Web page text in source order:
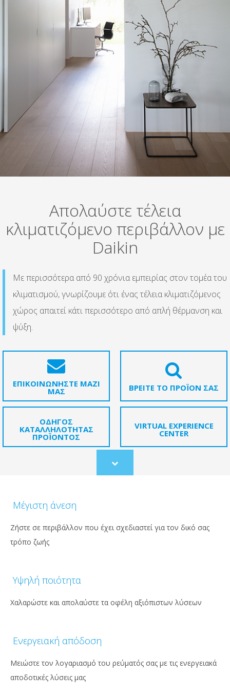
Απολαύστε τέλεια
κλιματιζόμενο περιβάλλον με
Daikin
Με περισσότερα από 90 χρόνια εμπειρίας στον τομέα του
κλιματισμού, γνωρίζουμε ότι ένας τέλεια κλιματιζόμενος
χώρος απαιτεί κάτι περισσότερο από απλή θέρμανση και
ψύξη.
ΕΠΙΚΟΙΝΩΝΗΣΤΕ ΜΑΖΙ
ΜΑΣ ΒΡΕΙΤΕ ΤΟ ΠΡΟΪΟΝ ΣΑΣ
ΟΔΗΓΟΣ
ΚΑΤΑΛΛΗΛΟΤΗΤΑΣ
ΠΡΟΪΟΝΤΟΣ
VIRTUAL EXPERIENCE
CENTER
Scroll
to
Μέγιστη άνεση
Ζήστε σε περιβάλλον που έχει σχεδιαστεί για τον δικό σας
τρόπο ζωής
Υψηλή ποιότητα
Χαλαρώστε και απολαύστε τα οφέλη αξιόπιστων λύσεων
Ενεργειακή απόδοση
Μειώστε τον λογαριασμό του ρεύματός σας με τις ενεργειακά
αποδοτικές λύσεις μας